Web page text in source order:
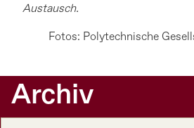
Austausch.
Fotos: Polytechnische
Archiv